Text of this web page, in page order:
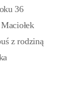
36
z rodziną